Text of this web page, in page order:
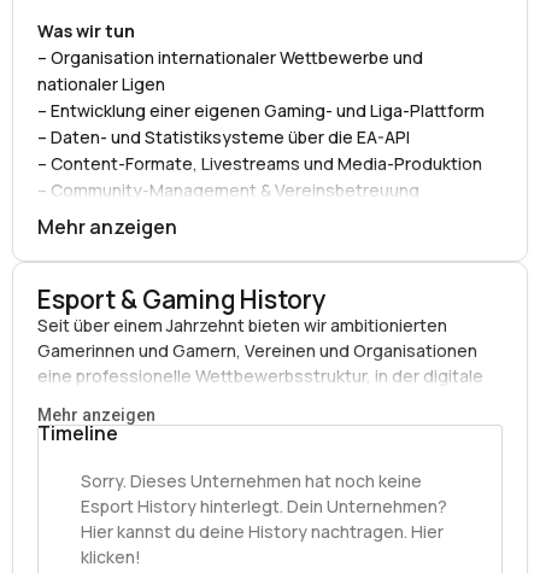
Was wir tun
– Organisation internationaler Wettbewerbe und
nationaler Ligen
– Entwicklung einer eigenen Gaming- und Liga-Plattform
– Daten- und Statistiksysteme über die EA-API
– Content-Formate, Livestreams und Media-Produktion
– Community-Management & Vereinsbetreuung
– Zusammenarbeit mit echten Fußballvereinen & eSport-
Organisationen
Unsere Mission
Wir professionalisieren den digitalen Mannschaftsfußball
und schaffen die Brücke zwischen Gaming, eSport und
realem Vereinsfußball.
Warum wir?
Weil wir keine Vision verkaufen – wir bauen sie. Schritt für
einer Community, die jeden Tag wächst.
Wenn du Lust hast, den digitalen Fußball mit uns auf das
nächste Level zu bringen, bist du hier richtig.
Mehr anzeigen
Esport & Gaming History
Seit über einem Jahrzehnt bieten wir ambitionierten
Gamerinnen und Gamern, Vereinen und Organisationen
eine professionelle Wettbewerbsstruktur, in der digitale
Transfers, Statistiken, Medienformaten und Live-Events.
Mehr anzeigen
Timeline
Sorry. Dieses Unternehmen hat noch keine
Esport History hinterlegt. Dein Unternehmen?
Hier kannst du deine History nachtragen. Hier
klicken!